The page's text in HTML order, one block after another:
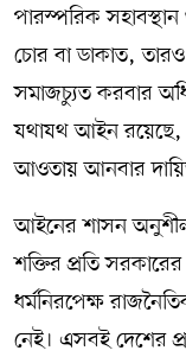
পারস্পরিক সহাবস্থান
চোর বা ডাকাত,
সমাজচ্যুত করবার
যথাযথ আইন রয়েছে,
আওতায় আনবার
আইনের শাসন
শক্তির প্রতি
ধর্মনিরপেক্ষ
নেই। এসবই দেশের